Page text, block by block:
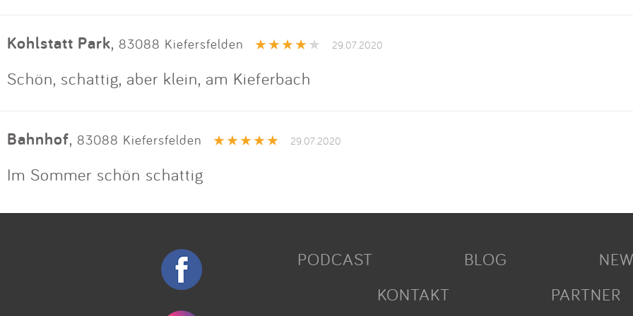
Kohlstatt Park, 83088 Kiefersfelden 29.07.2020
Schön, schattig, aber klein, am Kieferbach
Bahnhof, 83088 Kiefersfelden 29.07.2020
Im Sommer schön schattig
PODCAST BLOG
KONTAKT
PARTNER